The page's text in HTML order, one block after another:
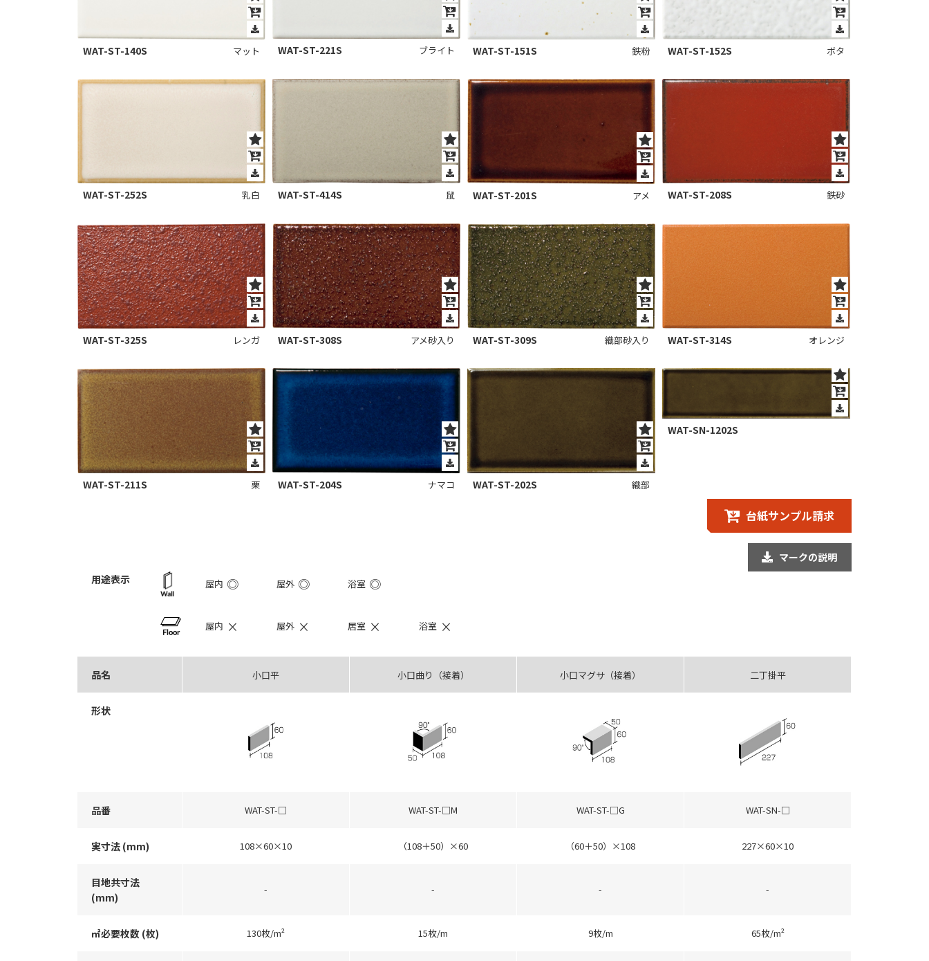
WAT-ST-140S マット WAT-ST-221S ブライト WAT-ST-151S 鉄粉 WAT-ST-152S ボタ
WAT-ST-252S 乳白 WAT-ST-414S 鼠 WAT-ST-201S アメ WAT-ST-208S 鉄砂
WAT-ST-325S レンガ WAT-ST-308S アメ砂入り WAT-ST-309S 織部砂入り WAT-ST-314S オレンジ
WAT-ST-211S 栗 WAT-ST-204S ナマコ WAT-ST-202S 織部
WAT-SN-1202S
台紙サンプル請求
マークの説明
用途表示
屋内 ◎ 屋外 ◎ 浴室 ◎
屋内 × 屋外 × 居室 × 浴室 ×
品名 小口平 小口曲り（接着） 小口マグサ（接着） 二丁掛平
形状
品番 WAT-ST-□ WAT-ST-□M WAT-ST-□G WAT-SN-□
実寸法 (mm) 108×60×10 （108＋50）×60 （60＋50）×108 227×60×10
目地共寸法
(mm)
- - - -
㎡必要枚数 (枚) 130枚/m² 15枚/m 9枚/m 65枚/m²